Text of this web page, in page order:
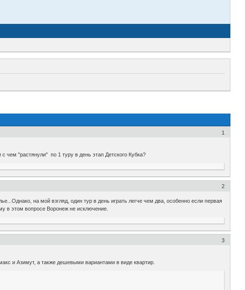
1
"растянули" по 1 туру в день этап Детского Кубка?
2
на мой взгляд, один тур в день играть легче чем два, особенно если первая
в этом вопросе Воронеж не исключение.
3
и Азимут, а также дешевыми вариантами в виде квартир.